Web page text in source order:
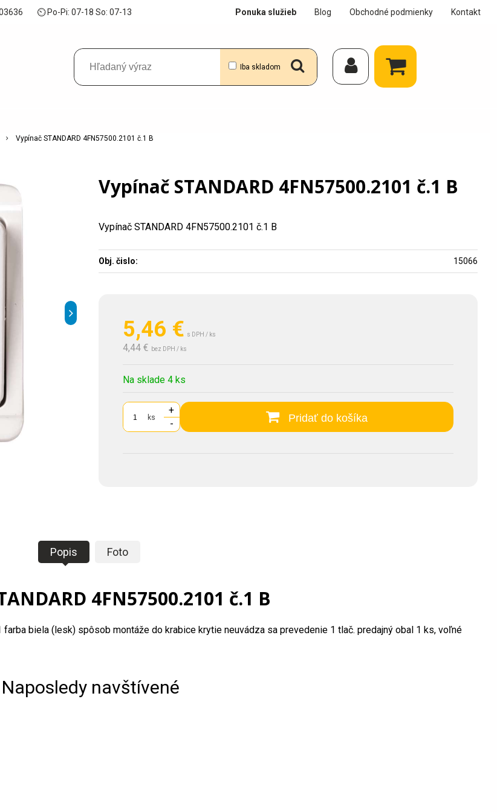
⏲ Po-Pi: 07-18 So: 07-13
Iba skladom
Ponuka služieb Blog Obchodné podmienky Kontakt
Vypínač STANDARD 4FN57500.2101 č.1 B
Vypínač STANDARD 4FN57500.2101 č.1 B
5,46 € s DPH / ks
4,44 € bez DPH / ks
Na sklade 4 ks
ks
+
-
Pridať do košíka
Vypínač STANDARD 4FN57500.2101 č.1 B
Obj. čislo: 15066
Popis Foto
4FN57500.2101 č.1 B
biela (lesk) spôsob montáže do krabice krytie neuvádza sa prevedenie 1 tlač. predajný obal 1 ks, voľné
Naposledy navštívené